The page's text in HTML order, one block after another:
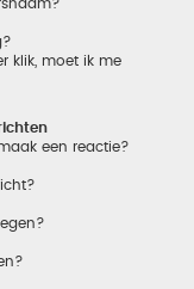
klik, moet ik me
een reactie?